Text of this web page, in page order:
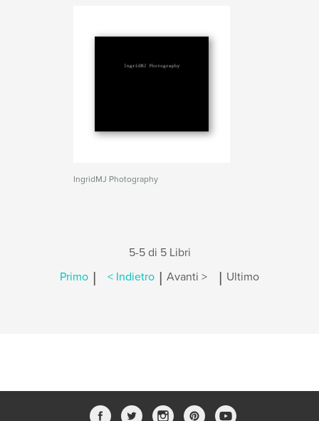
IngridMJ Photography
5-5 di 5 Libri
Primo | < Indietro | Avanti > | Ultimo